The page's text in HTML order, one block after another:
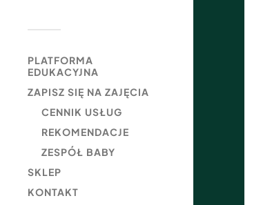
PLATFORMA
EDUKACYJNA
ZAPISZ SIĘ NA ZAJĘCIA
CENNIK USŁUG
REKOMENDACJE
ZESPÓŁ BABY
SKLEP
KONTAKT